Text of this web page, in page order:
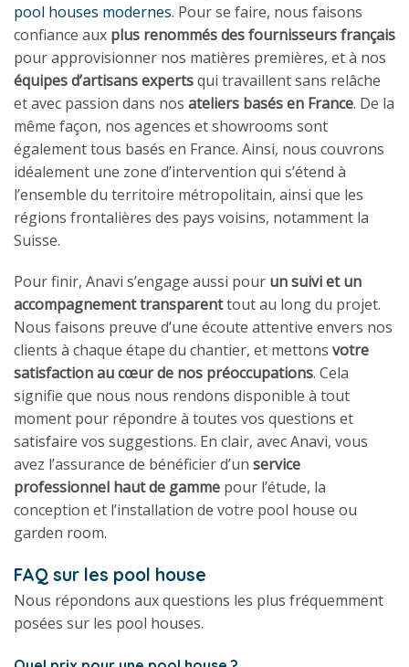
pool houses modernes. Pour se faire, nous faisons
confiance aux plus renommés des fournisseurs français
pour approvisionner nos matières premières, et à nos
équipes d’artisans expertsqui travaillent sans relâche
et avec passion dans nos ateliers basés en France. De la
même façon, nos agences et showrooms sont
également tous basés en France. Ainsi, nous couvrons
idéalement une zone d’intervention qui s’étend à
l’ensemble du territoire métropolitain, ainsi que les
régions frontalières des pays voisins, notamment la
Suisse.
Pour finir, Anavi s’engage aussi pour un suivi et un
accompagnement transparenttout au long du projet.
Nous faisons preuve d’une écoute attentive envers nos
clients à chaque étape du chantier, et mettons votre
satisfaction au cœur de nos préoccupations. Cela
signifie que nous nous rendons disponible à tout
moment pour répondre à toutes vos questions et
satisfaire vos suggestions. En clair, avec Anavi, vous
avez l’assurance de bénéficier d’un service
professionnel haut de gamme pour l’étude, la
conception et l’installation de votre pool house ou
garden room.
FAQ sur les pool house
Nous répondons aux questions les plus fréquemment
posées sur les pool houses.